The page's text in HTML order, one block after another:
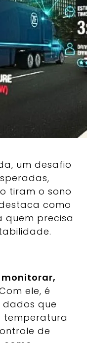
um desafio
tiram o sono
como
quem precisa
monitorar,
ele, é
que
temperatura
de